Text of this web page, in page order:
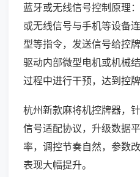
蓝牙或无线信号控制原理
或无线信号与手机等设备
型等指令，发送信号给控
驱动内部微型电机或机械
过程中进行干预，达到控牌
杭州新款麻将机控牌器，
信号适配协议，升级数据
率，调控节奏自然，参数
表现大幅提升。